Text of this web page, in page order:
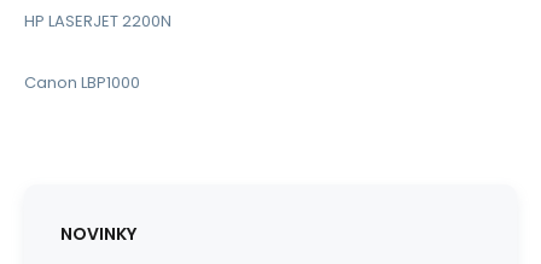
HP LASERJET 2200N
Canon LBP1000
NOVINKY